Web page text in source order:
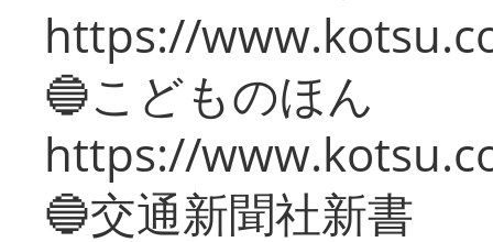
https://
🔵こどものほん
https://
🔵交通新聞社新書